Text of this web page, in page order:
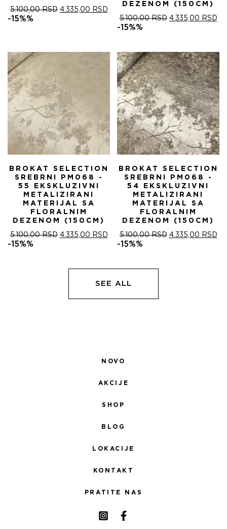
5.100,00RSD ОРИГИНАЛНА
4.335,00 RSDТРЕНУТНА
ЦЕНА
-15%%
DEZENOM (150CM)
5.100,00RSD ОРИГИНАЛНА
5.100,00 RSD.
4.335,00 RSD
-15%%
BROKAT SELECTION
SREBRNI PM068 -
55 EKSKLUZIVNI
METALIZIRANI
MATERIJAL SA
FLORALNIM
DEZENOM (150CM)
5.100,00RSD ОРИГИНАЛНА
5.100,00 RSD.
4.335,00 RSDТРЕНУТНА
ЦЕНА
-15%%
BROKAT SELECTION
SREBRNI PM068 -
54 EKSKLUZIVNI
METALIZIRANI
MATERIJAL SA
FLORALNIM
DEZENOM (150CM)
5.100,00RSD ОРИГИНАЛНА
4.335,00 RSD
-15%%
SEE ALL
NOVO
AKCIJE
SHOP
BLOG
LOKACIJE
KONTAKT
PRATITE NAS